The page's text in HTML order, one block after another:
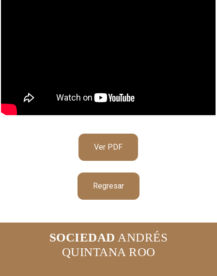
Ver PDF
Regresar
SOCIEDAD ANDRÉS
QUINTANA ROO